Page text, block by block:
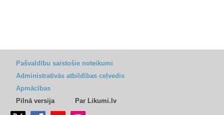
Pašvaldību saistošie noteikumi
Administratīvās atbildības ceļvedis
Apmācības
Pilnā versija
Par Likumi.lv